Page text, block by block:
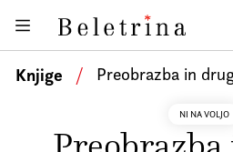
Beletrina
Knjige
Avtorji
Knjige / Preobrazba in
NI NA VOLJO